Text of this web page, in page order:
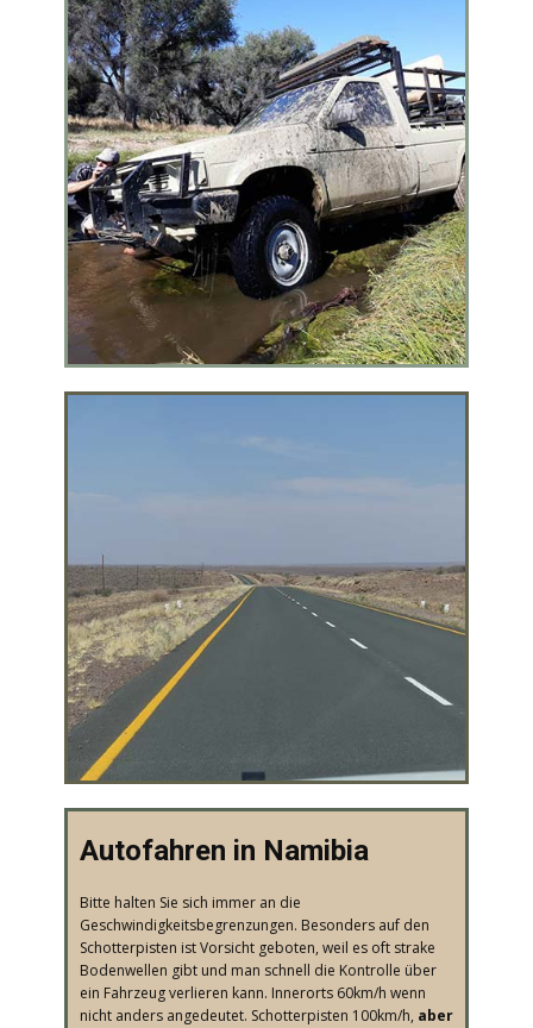
​Autofahren in Namibia
Bitte halten Sie sich immer an die
Geschwindigkeitsbegrenzungen. Besonders auf den
Schotterpisten ist Vorsicht geboten, weil es oft strake
Bodenwellen gibt und man schnell die Kontrolle über
ein Fahrzeug verlieren kann. Innerorts 60km/h wenn
nicht anders angedeutet. Schotterpisten 100km/h, aber